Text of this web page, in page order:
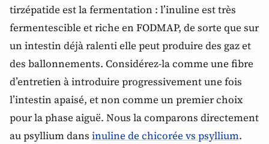
tirzépatide est la fermentation : l’inuline est très
fermentescible et riche en FODMAP, de sorte que sur
un intestin déjà ralenti elle peut produire des gaz et
des ballonnements. Considérez-la comme une fibre
d’entretien à introduire progressivement une fois
l’intestin apaisé, et non comme un premier choix
pour la phase aiguë. Nous la comparons directement
au psyllium dans inuline de chicorée vs psyllium.